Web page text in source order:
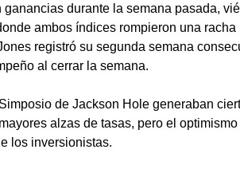
durante la semana pasada,
ambos índices rompieron una racha
registró su segunda semana
al cerrar la semana.
de Jackson Hole generaban
alzas de tasas, pero el optimismo
los inversionistas.